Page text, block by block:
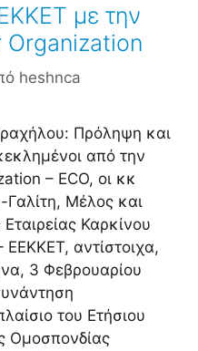
με την
Organization
heshnca
Πρόληψη και
από την
– ECO, οι κκ
Γαλίτη, Μέλος και
Καρκίνου
αντίστοιχα,
3 Φεβρουαρίου
του Ετήσιου
Ομοσπονδίας